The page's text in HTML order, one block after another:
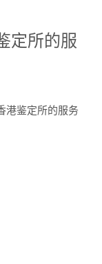
定所的服
港鉴定所的服务